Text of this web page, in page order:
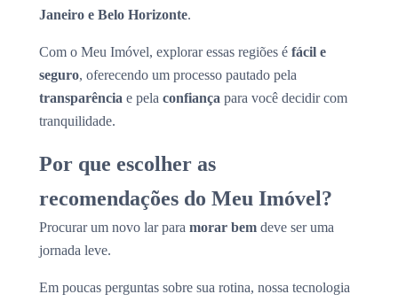
Janeiro e Belo Horizonte.
Com o Meu Imóvel, explorar essas regiões é fácil e
seguro, oferecendo um processo pautado pela
transparência e pela confiança para você decidir com
tranquilidade.
Por que escolher as
recomendações do Meu Imóvel?
Procurar um novo lar para morar bem deve ser uma
jornada leve.
Em poucas perguntas sobre sua rotina, nossa tecnologia